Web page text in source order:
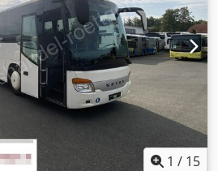
1 / 15